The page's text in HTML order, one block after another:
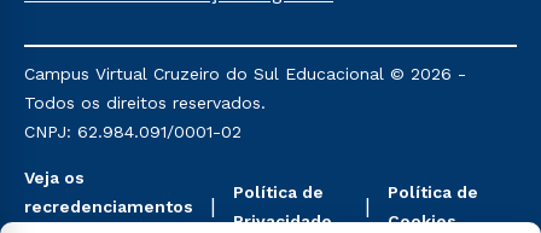
Já para as demais, a taxa de matrícula será de R$
mencionadas são referentes aos cursos: Ensino
Religioso, Geografia para a Docência e Metodologia
do Ensino de História: Questões Atuais.
Campus Virtual Cruzeiro do Sul Educacional © 2026 -
Todos os direitos reservados.
CNPJ: 62.984.091/0001-02
Veja os
recredenciamentos
Política de
Privacidade
Política de
Cookies